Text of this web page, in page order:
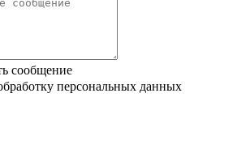
сообщение
персональных данных